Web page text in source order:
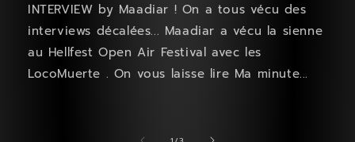
INTERVIEW by Maadiar ! On a tous vécu des
interviews décalées... Maadiar a vécu la sienne
au Hellfest Open Air Festival avec les
LocoMuerte . On vous laisse lire Ma minute...